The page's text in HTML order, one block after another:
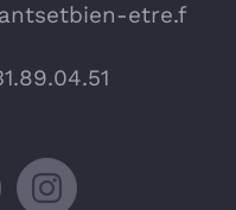
etre.f